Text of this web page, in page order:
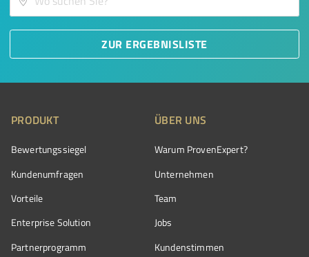
ZUR ERGEBNISLISTE
PRODUKT
Bewertungssiegel
Kundenumfragen
Vorteile
Enterprise Solution
Partnerprogramm
ÜBER UNS
Warum ProvenExpert?
Unternehmen
Team
Jobs
Kundenstimmen